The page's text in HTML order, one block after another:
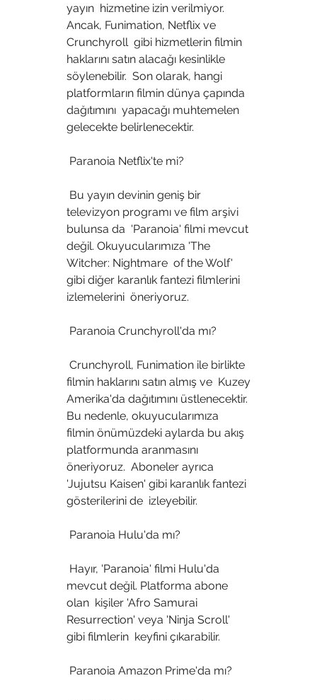
yayın  hizmetine izin verilmiyor.
Ancak, Funimation, Netflix ve
Crunchyroll  gibi hizmetlerin filmin
haklarını satın alacağı kesinlikle
söylenebilir.  Son olarak, hangi
platformların filmin dünya çapında
dağıtımını  yapacağı muhtemelen
gelecekte belirlenecektir.
Paranoia Netflix'te mi?
televizyon programı ve film arşivi
bulunsa da  'Paranoia' filmi mevcut
değil. Okuyucularımıza 'The
Witcher: Nightmare  of the Wolf'
gibi diğer karanlık fantezi filmlerini
izlemelerini  öneriyoruz.
Paranoia Crunchyroll'da mı?
filmin haklarını satın almış ve  Kuzey
Amerika'da dağıtımını üstlenecektir.
Bu nedenle, okuyucularımıza
filmin önümüzdeki aylarda bu akış
platformunda aranmasını
öneriyoruz.  Aboneler ayrıca
'Jujutsu Kaisen' gibi karanlık fantezi
gösterilerini de  izleyebilir.
Paranoia Hulu'da mı?
mevcut değil. Platforma abone
olan  kişiler 'Afro Samurai
Resurrection' veya 'Ninja Scroll'
gibi filmlerin  keyfini çıkarabilir.
Paranoia Amazon Prime'da mı?